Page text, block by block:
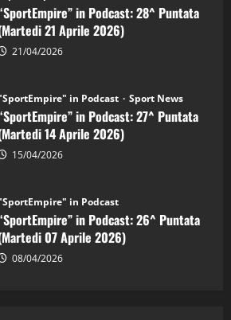
in Podcast: 27^ Puntata
14 Aprile 2026)
15/04/2026
in Podcast
in Podcast: 26^ Puntata
07 Aprile 2026)
08/04/2026
in Podcast
in Podcast: 30^ Puntata
05 Maggio 2026)
08/05/2026